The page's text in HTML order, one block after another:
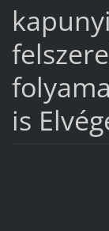
is